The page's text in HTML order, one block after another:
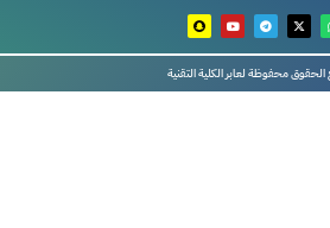
محفوظة لعابر الكلية التقنية